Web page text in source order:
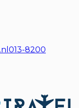
013-8200